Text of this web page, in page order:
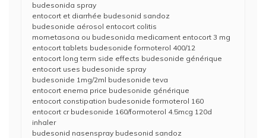
budesonida spray
entocort et diarrhée budesonid sandoz
budesonide aérosol entocort colitis
mometasona ou budesonida medicament entocort 3 mg
entocort tablets budesonide formoterol 400/12
entocort long term side effects budesonide générique
entocort uses budesonide spray
budesonide 1mg/2ml budesonide teva
entocort enema price budesonide générique
entocort constipation budesonide formoterol 160
entocort cr budesonide 160/formoterol 4.5mcg 120d
inhaler
budesonid nasenspray budesonid sandoz